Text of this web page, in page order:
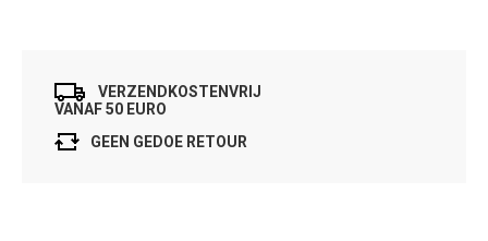
VERZENDKOSTENVRIJ
VANAF 50 EURO
GEEN GEDOE RETOUR